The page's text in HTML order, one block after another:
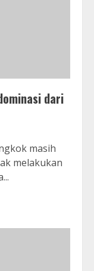
dari
masih
melakukan